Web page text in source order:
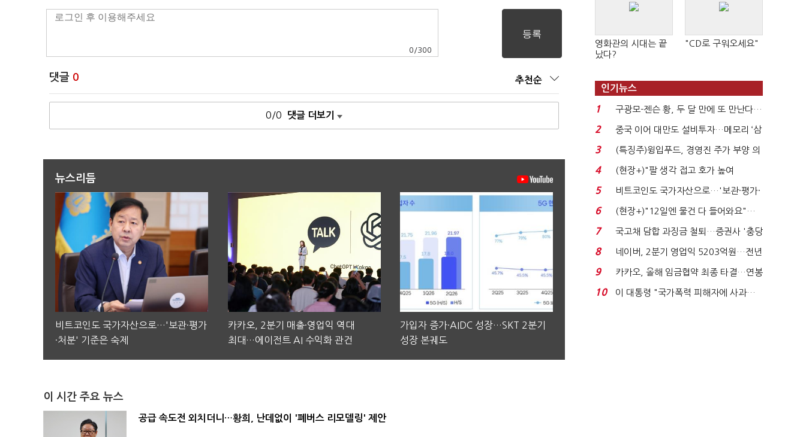
0 /300
댓글 0 추천순
0/0 댓글 더보기
뉴스리듬
비트코인도 국가자산으로…'보관·평가
·처분' 기준은 숙제
카카오, 2분기 매출·영업익 역대
최대…에이전트 AI 수익화 관건
가입자 증가·AIDC 성장…SKT 2분기
성장 본궤도
이 시간 주요 뉴스
공급 속도전 외치더니…황희, 난데없이 '폐버스 리모델링' 제안
영화관의 시대는 끝
났다?
"CD로 구워오세요"
인기뉴스
1
구광모-젠슨 황, 두 달 만에 또 만난다…
로봇·AI 등 논...
2
중국 이어 대만도 설비투자…메모리 ‘삼
국전쟁’
3
(특징주)윙입푸드, 경영진 주가 부양 의
지에 상한가...
4
(현장+)"팔 생각 접고 호가 높여
요"…'덜 똘똘한 한 채' 20...
5
비트코인도 국가자산으로…'보관·평가·
처분' 기준은 ...
6
(현장+)"12일엔 물건 다 들어와요"…
빈 매대 채우며 문 연 ...
7
국고채 담합 과징금 철퇴…증권사 '충당
금 폭탄' 우려...
8
네이버, 2분기 영업익 5203억원…전년
비 0.2% 감소...
9
카카오, 올해 임금협약 최종 타결…연봉
6.3% 인상·격려...
10
이 대통령 "국가폭력 피해자에 사과…